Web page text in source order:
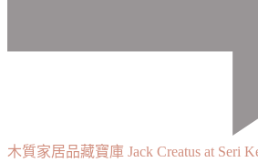
木質家居品藏寶庫 Jack Creatus at Seri